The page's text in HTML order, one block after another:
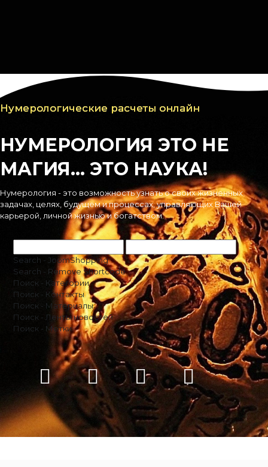
ВходРегистрация
Нумерологические расчеты онлайн
НУМЕРОЛОГИЯ ЭТО НЕ
МАГИЯ... ЭТО НАУКА!
Нумерология - это возможность узнать о своих жизненных
задачах, целях, будущем и процессах, управляющих Вашей
карьерой, личной жизнью и богатством.
Search - JoomShopping
Search - Remove Shortcode
Поиск - Категории
Поиск - Контакты
Поиск - Материалы
Поиск - Ленты новостей
Поиск - Метки